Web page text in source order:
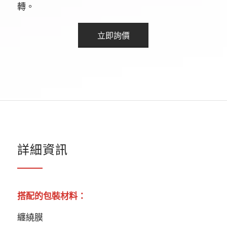
轉。
立即詢價
詳細資訊
搭配的包裝材料：
纏繞膜